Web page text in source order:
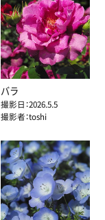
バラ
撮影日：2026.5.5
撮影者：toshi